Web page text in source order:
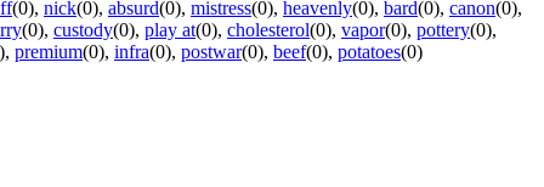
(0), nick(0), absurd(0), mistress(0), heavenly(0), bard(0), canon(0),
(0), custody(0), play at(0), cholesterol(0), vapor(0), pottery(0),
, premium(0), infra(0), postwar(0), beef(0), potatoes(0)